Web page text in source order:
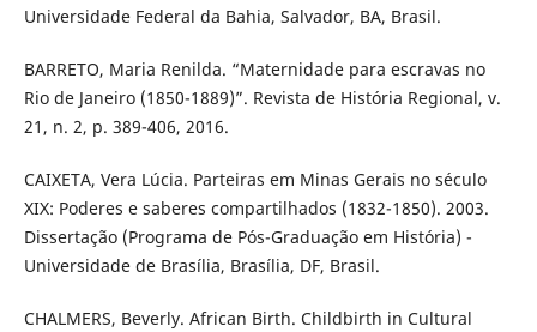
Universidade Federal da Bahia, Salvador, BA, Brasil.
BARRETO, Maria Renilda. “Maternidade para escravas no
Rio de Janeiro (1850-1889)”. Revista de História Regional, v.
21, n. 2, p. 389-406, 2016.
CAIXETA, Vera Lúcia. Parteiras em Minas Gerais no século
XIX: Poderes e saberes compartilhados (1832-1850). 2003.
Dissertação (Programa de Pós-Graduação em História) -
Universidade de Brasília, Brasília, DF, Brasil.
CHALMERS, Beverly. African Birth. Childbirth in Cultural